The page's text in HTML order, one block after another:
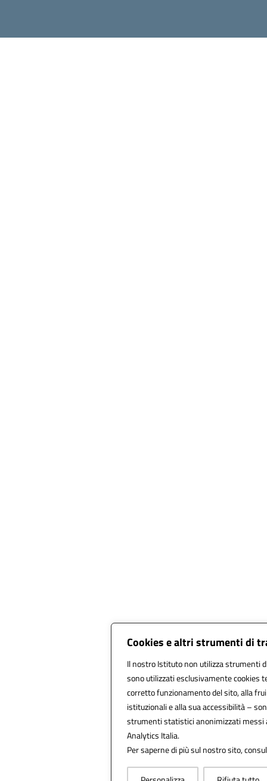
Cookies e altri strumenti di
Il nostro Istituto non utilizza strumenti
sono utilizzati esclusivamente cookies
corretto funzionamento del sito, alla
istituzionali e alla sua accessibilità –
strumenti statistici anonimizzati messi
Analytics Italia.
Per saperne di più sul nostro sito,